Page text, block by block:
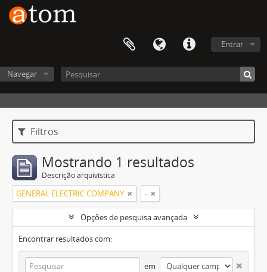
Entrar
Navegar
Filtros
Mostrando 1 resultados
Descrição arquivística
GENERAL ELECTRIC COMPANY -
Opções de pesquisa avançada
Encontrar resultados com:
em